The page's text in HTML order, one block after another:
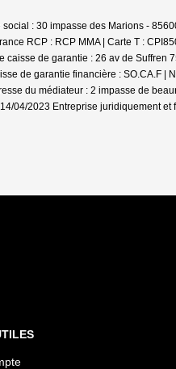
: 30 impasse des Marions -
RCP : RCP MMA | Carte T :
de garantie : 26 av de Suffren
de garantie financière : SO.CA.F |
du médiateur : 2 impasse de
04/2023 Entreprise juridiquement